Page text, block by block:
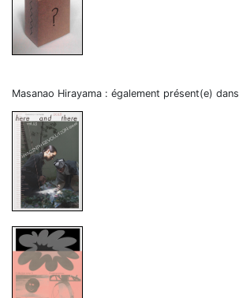
Masanao Hirayama : également présent(e) dans